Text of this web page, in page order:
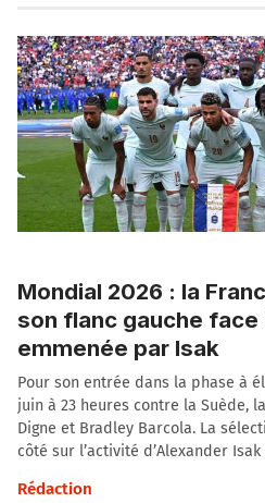
Mondial 2026 : la
son flanc gauche face
emmenée par Isak
Pour son entrée dans la phase à
juin à 23 heures contre la Suède,
Digne et Bradley Barcola. La
côté sur l’activité d’Alexander
Rédaction